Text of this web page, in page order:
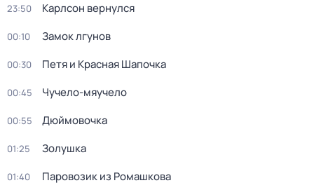
23:50 Карлсон вернулся
00:10 Замок лгунов
00:30 Петя и Красная Шапочка
00:45 Чучело-мяучело
00:55 Дюймовочка
01:25 Золушка
01:40 Паровозик из Ромашкова